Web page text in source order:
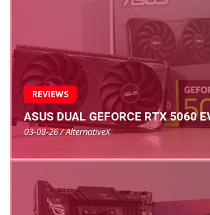
REVIEWS
ASUS DUAL GEFORCE RTX 5060
03-08-26 / AlternativeX